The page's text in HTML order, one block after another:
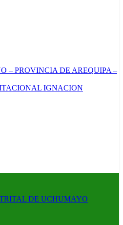
– PROVINCIA DE AREQUIPA –
IGNACION
DE UCHUMAYO